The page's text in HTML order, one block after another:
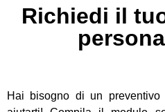
Richiedi il
Hai bisogno di un